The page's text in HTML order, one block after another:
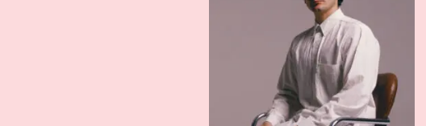
ARTISTI AFFERMATI
Mudimbi